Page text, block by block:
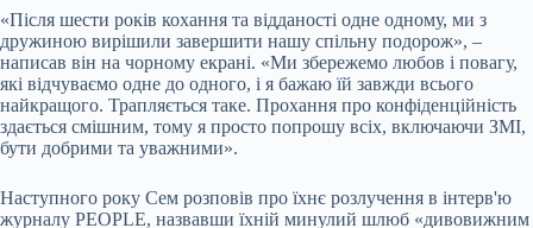
«Після шести років кохання та відданості одне одному, ми з
дружиною вирішили завершити нашу спільну подорож», –
написав він на чорному екрані. «Ми збережемо любов і повагу,
які відчуваємо одне до одного, і я бажаю їй завжди всього
найкращого. Трапляється таке. Прохання про конфіденційність
здається смішним, тому я просто попрошу всіх, включаючи ЗМІ,
бути добрими та уважними».
Наступного року Сем розповів про їхнє розлучення в інтерв'ю
журналу PEOPLE, назвавши їхній минулий шлюб «дивовижним